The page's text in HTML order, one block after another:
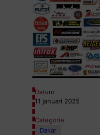
Datum
11 januari 2025
Categorie
Dakar